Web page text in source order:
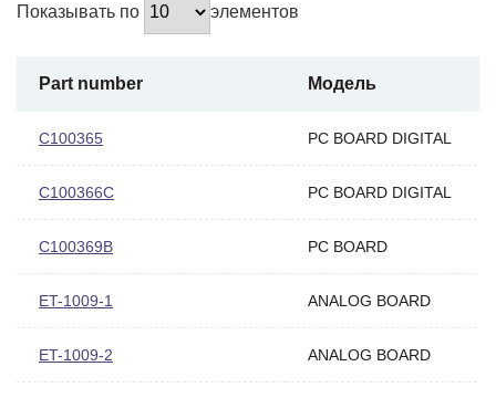
Показывать по элементов
Part number Модель
C100365 PC BOARD DIGITAL
C100366C PC BOARD DIGITAL
C100369B PC BOARD
ET-1009-1 ANALOG BOARD
ET-1009-2 ANALOG BOARD